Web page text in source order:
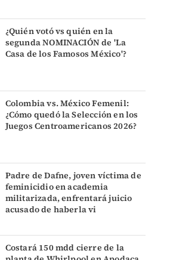
¿Quién votó vs quién en la
segunda NOMINACIÓN de 'La
Casa de los Famosos México'?
Colombia vs. México Femenil:
¿Cómo quedó la Selección en los
Juegos Centroamericanos 2026?
Padre de Dafne, joven víctima de
feminicidio en academia
militarizada, enfrentará juicio
acusado de haberla vi
Costará 150 mdd cierre de la